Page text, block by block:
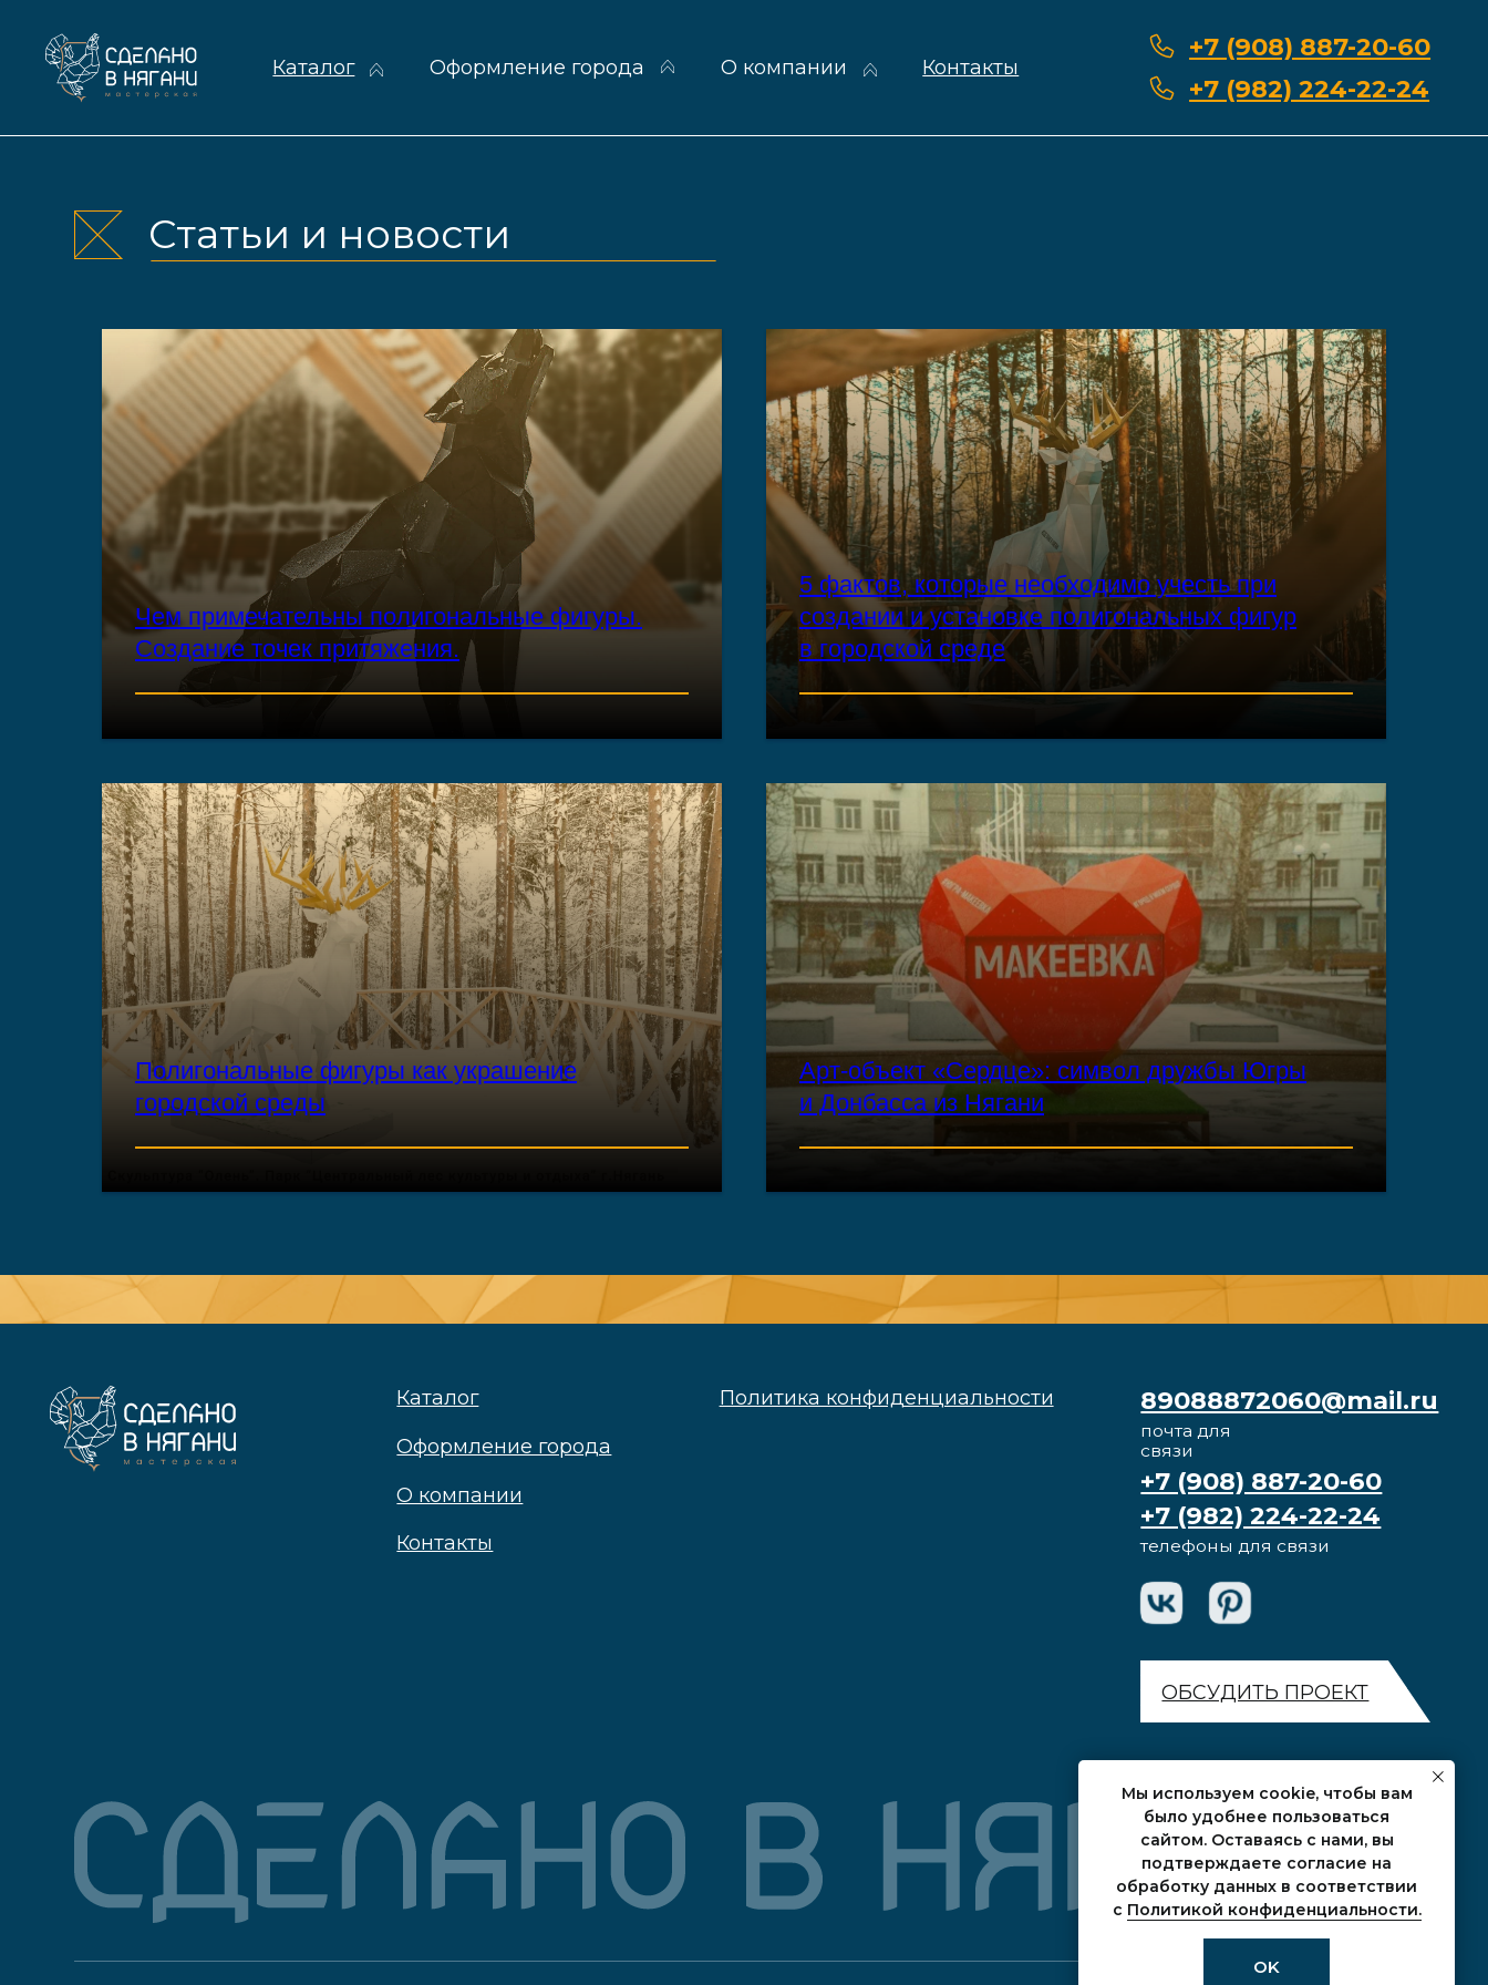
+7 (982) 224-22-24
+7 (908) 887-20-60
Каталог Оформление города О компании Контакты
Статьи и новости
Чем примечательны полигональные фигуры.
Создание точек притяжения.
ЧИТАТЬ
5 фактов, которые необходимо учесть при
создании и установке полигональных фигур
в городской среде
ЧИТАТЬ
Полигональные фигуры как украшение
городской среды
Арт-объект «Сердце»: символ дружбы Югры
и Донбасса из Нягани
почта для
+7 (908) 887-20-60
Оформление города
ОБСУДИТЬ ПРОЕКТ
Мы используем cookie, чтобы вам
было удобнее пользоваться
сайтом. Оставаясь с нами, вы
подтверждаете согласие на
обработку данных в соответствии
с Политикой конфиденциальности.
OK